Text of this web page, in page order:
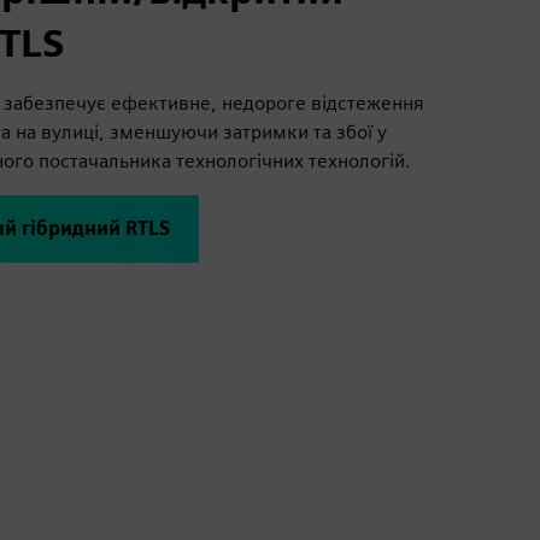
ефективне, недороге відстеження
на вулиці, зменшуючи затримки та збої у
постачальника технологічних технологій.
гібридний RTLS